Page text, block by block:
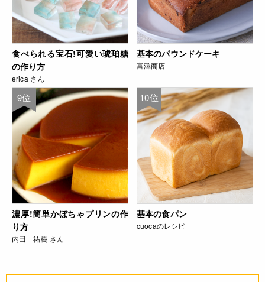
食べられる宝石!可愛い琥珀糖
の作り方
erica さん
基本のパウンドケーキ
富澤商店
9位
濃厚!簡単かぼちゃプリンの作
り方
内田 祐樹 さん
10位
基本の食パン
cuocaのレシピ